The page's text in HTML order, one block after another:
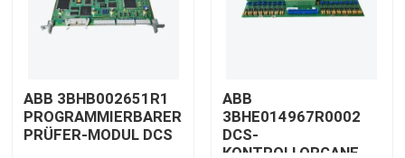
Produkte
Über uns
ABB 3BHB002651R1
PROGRAMMIERBARER
PRÜFER-MODUL DCS
ABB
3BHE014967R0002
DCS-
KONTROLLORGANE